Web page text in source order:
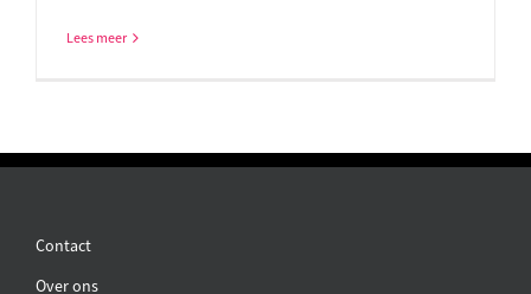
Lees meer
Contact
Over ons